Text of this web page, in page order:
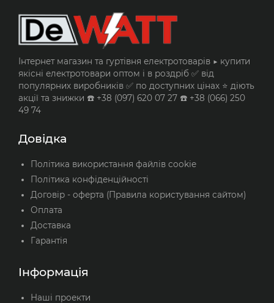
Інтернет магазин та гуртівня електротоварів ▶️ купити
якісні електротовари оптом і в роздріб ✅ від
популярних виробників ✅ по доступних цінах ⭐ діють
акції та знижки ☎️ +38 (097) 620 07 27 ☎️ +38 (066) 250
49 74
Довідка
Політика використання файлів cookie
Політика конфіденційності
Договір - оферта (Правила користування сайтом)
Оплата
Доставка
Гарантія
Інформація
Наші проекти